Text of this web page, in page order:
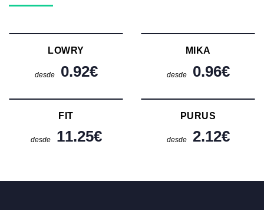
LOWRY
desde 0.92€
MIKA
desde 0.96€
FIT
desde 11.25€
PURUS
desde 2.12€